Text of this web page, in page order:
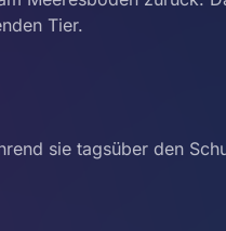
Tier.
sie tagsüber den